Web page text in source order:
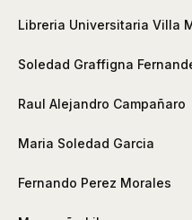
Libreria Universitaria Villa
Soledad Graffigna
Raul Alejandro Campañaro
Maria Soledad Garcia
Fernando Perez Morales